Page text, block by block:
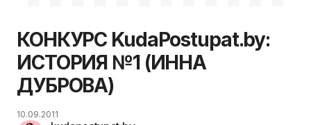
КОНКУРС KudaPostupat.by:
ИСТОРИЯ №1 (ИННА
ДУБРОВА)
10.09.2011